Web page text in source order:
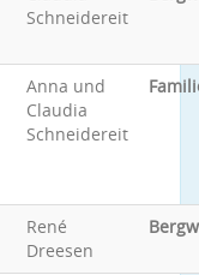
Schneidereit
Anna und
Claudia
Schneidereit
René
Dreesen